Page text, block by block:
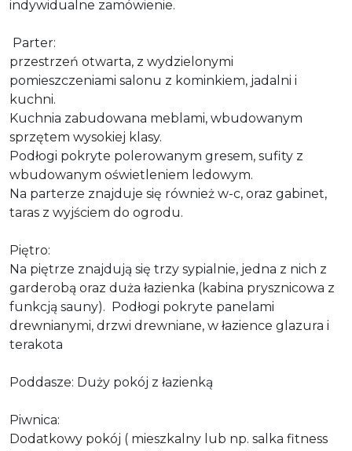
indywidualne zamówienie.
Parter:
przestrzeń otwarta, z wydzielonymi
pomieszczeniami salonu z kominkiem, jadalni i
kuchni.
Kuchnia zabudowana meblami, wbudowanym
sprzętem wysokiej klasy.
Podłogi pokryte polerowanym gresem, sufity z
wbudowanym oświetleniem ledowym.
Na parterze znajduje się również w-c, oraz gabinet,
taras z wyjściem do ogrodu.
Piętro:
Na piętrze znajdują się trzy sypialnie, jedna z nich z
garderobą oraz duża łazienka (kabina prysznicowa z
funkcją sauny). Podłogi pokryte panelami
drewnianymi, drzwi drewniane, w łazience glazura i
terakota
Poddasze: Duży pokój z łazienką
Piwnica:
Dodatkowy pokój ( mieszkalny lub np. salka fitness